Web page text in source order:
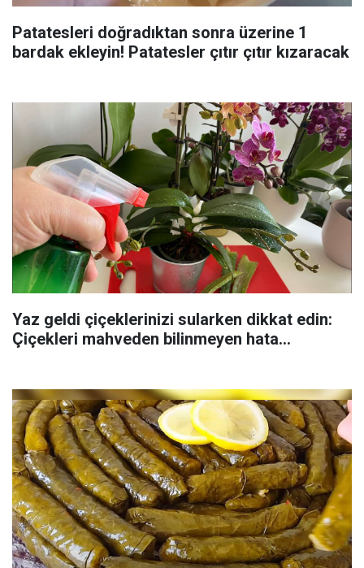
Patatesleri doğradıktan sonra üzerine 1
bardak ekleyin! Patatesler çıtır çıtır kızaracak
Yaz geldi çiçeklerinizi sularken dikkat edin:
Çiçekleri mahveden bilinmeyen hata...